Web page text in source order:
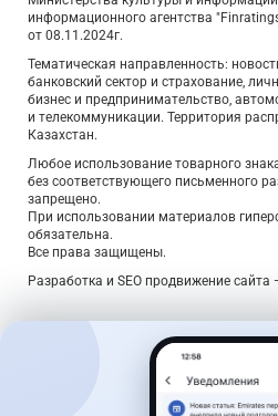
информационного агентства
от 08.11.2024г.
Тематическая направленность:
банковский сектор и страхование,
бизнес и предпринимательство,
и телекоммуникации. Территория
Казахстан.
Любое использование товарного
без соответствующего письменного
запрещено.
При использовании материалов
обязательна.
Все права защищены.
Разработка и SEO продвижение сайта
Дайджест о деньгах